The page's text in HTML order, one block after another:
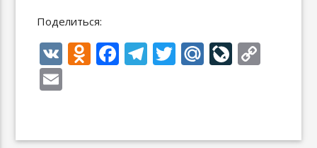
Поделиться:
V O F T T M Li